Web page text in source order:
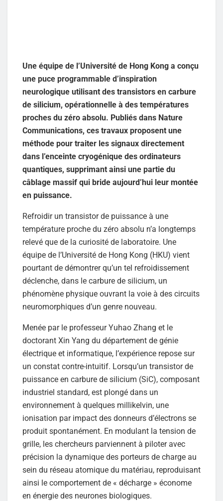
Une équipe de l’Université de Hong Kong a conçu
une puce programmable d’inspiration
neurologique utilisant des transistors en carbure
de silicium, opérationnelle à des températures
proches du zéro absolu. Publiés dans Nature
Communications, ces travaux proposent une
méthode pour traiter les signaux directement
dans l’enceinte cryogénique des ordinateurs
quantiques, supprimant ainsi une partie du
câblage massif qui bride aujourd’hui leur montée
en puissance.
Refroidir un transistor de puissance à une
température proche du zéro absolu n’a longtemps
relevé que de la curiosité de laboratoire. Une
équipe de l’Université de Hong Kong (HKU) vient
pourtant de démontrer qu’un tel refroidissement
déclenche, dans le carbure de silicium, un
phénomène physique ouvrant la voie à des circuits
neuromorphiques d’un genre nouveau.
Menée par le professeur Yuhao Zhang et le
doctorant Xin Yang du département de génie
électrique et informatique, l’expérience repose sur
un constat contre-intuitif. Lorsqu’un transistor de
puissance en carbure de silicium (SiC), composant
industriel standard, est plongé dans un
environnement à quelques millikelvin, une
ionisation par impact des donneurs d’électrons se
produit spontanément. En modulant la tension de
grille, les chercheurs parviennent à piloter avec
précision la dynamique des porteurs de charge au
sein du réseau atomique du matériau, reproduisant
ainsi le comportement de « décharge » économe
en énergie des neurones biologiques.